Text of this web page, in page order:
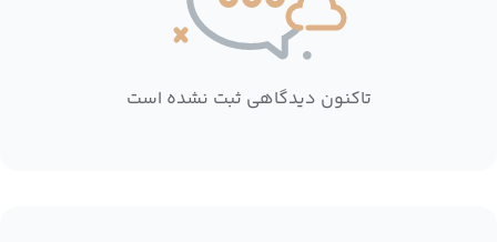
تاکنون دیدگاهی ثبت نشده است